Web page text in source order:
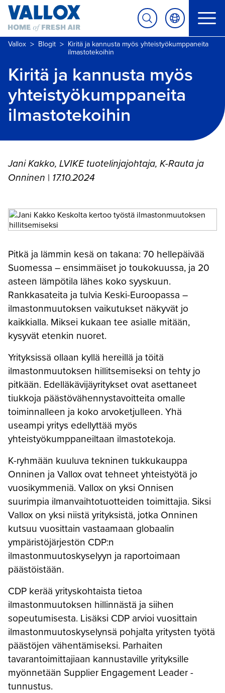
Vallox > Blogit > Kiritä ja kannusta myös yhteistyökumppaneita
ilmastotekoihin
Kiritä ja kannusta myös
yhteistyökumppaneita
ilmastotekoihin
Jani Kakko, LVIKE tuotelinjajohtaja, K-Rauta ja
Onninen | 17.10.2024
Pitkä ja lämmin kesä on takana: 70 hellepäivää
Suomessa – ensimmäiset jo toukokuussa, ja 20
asteen lämpötila lähes koko syyskuun.
Rankkasateita ja tulvia Keski-Euroopassa –
ilmastonmuutoksen vaikutukset näkyvät jo
kaikkialla. Miksei kukaan tee asialle mitään,
kysyvät etenkin nuoret.
Yrityksissä ollaan kyllä hereillä ja töitä
ilmastonmuutoksen hillitsemiseksi on tehty jo
pitkään. Edelläkävijäyritykset ovat asettaneet
tiukkoja päästövähennystavoitteita omalle
toiminnalleen ja koko arvoketjulleen. Yhä
useampi yritys edellyttää myös
yhteistyökumppaneiltaan ilmastotekoja.
K-ryhmään kuuluva tekninen tukkukauppa
Onninen ja Vallox ovat tehneet yhteistyötä jo
vuosikymmeniä. Vallox on yksi Onnisen
suurimpia ilmanvaihtotuotteiden toimittajia. Siksi
Vallox on yksi niistä yrityksistä, jotka Onninen
kutsuu vuosittain vastaamaan globaalin
ympäristöjärjestön CDP:n
ilmastonmuutoskyselyyn ja raportoimaan
päästöistään.
CDP kerää yrityskohtaista tietoa
ilmastonmuutoksen hillinnästä ja siihen
sopeutumisesta. Lisäksi CDP arvioi vuosittain
ilmastonmuutoskyselynsä pohjalta yritysten työtä
päästöjen vähentämiseksi. Parhaiten
tavarantoimittajiaan kannustaville yrityksille
myönnetään Supplier Engagement Leader -
tunnustus.